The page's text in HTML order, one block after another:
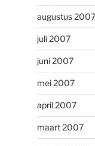
augustus 2007
juli 2007
juni 2007
mei 2007
april 2007
maart 2007